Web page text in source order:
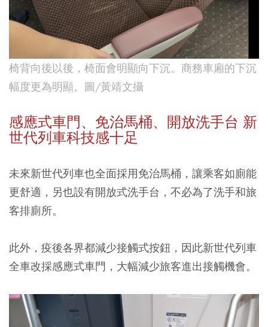
椅背向後以後，椅面會明顯向下沉。商務車廂的下沉
幅度更為明顯。圖/黃靖文攝
感應式車門、免治馬桶、開放洗手台 新
世代列車科技感十足
未來新世代列車也全面採用免治馬桶，讓乘客如廁能
更舒適，另也設有開放式洗手台，不必為了洗手和旅
客排廁所。
此外，疫後各界都減少接觸式按鈕，因此新世代列車
全車改採感應式車門，大幅減少旅客進出接觸機會。